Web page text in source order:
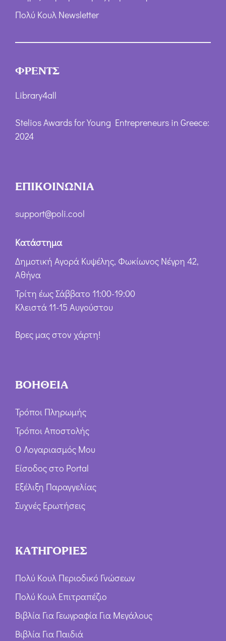
Πολύ Κουλ Newsletter
ΦΡΕΝΤΣ
Library4all
Stelios Awards for Young Entrepreneurs in Greece:
2024
ΕΠΙΚΟΙΝΩΝΙΑ
support@poli.cool
Κατάστημα
Δημοτική Αγορά Κυψέλης, Φωκίωνος Νέγρη 42,
Αθήνα
Τρίτη έως Σάββατο 11:00-19:00
Κλειστά 11-15 Αυγούστου
Βρες μας στον χάρτη!
ΒΟΗΘΕΙΑ
Τρόποι Πληρωμής
Τρόποι Αποστολής
Ο Λογαριασμός Μου
Είσοδος στο Portal
Εξέλιξη Παραγγελίας
Συχνές Ερωτήσεις
ΚΑΤΗΓΟΡΙΕΣ
Πολύ Κουλ Περιοδικό Γνώσεων
Πολύ Κουλ Επιτραπέζιο
Βιβλία Για Γεωγραφία Για Μεγάλους
Βιβλία Για Παιδιά